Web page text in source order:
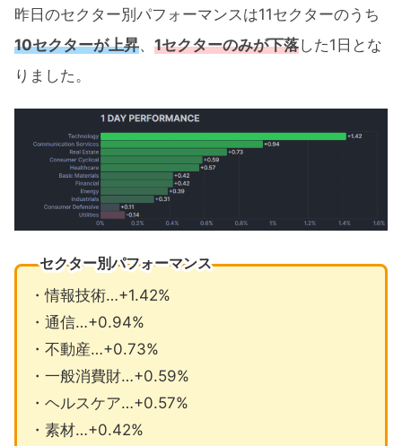
昨日のセクター別パフォーマンスは11セクターのうち
10セクターが上昇、 1セクターのみが下落した1日とな
りました。
セクター別パフォーマンス
・情報技術…+1.42%
・通信…+0.94%
・不動産…+0.73%
・一般消費財…+0.59%
・ヘルスケア…+0.57%
・素材…+0.42%